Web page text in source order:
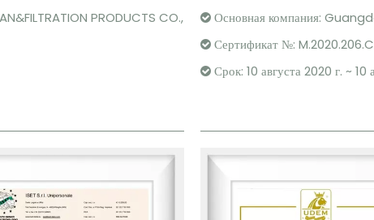
PRODUCTS CO.,
 Основная компания:
 Сертификат №:
 Срок: 10 августа 2020 г. ~ 10